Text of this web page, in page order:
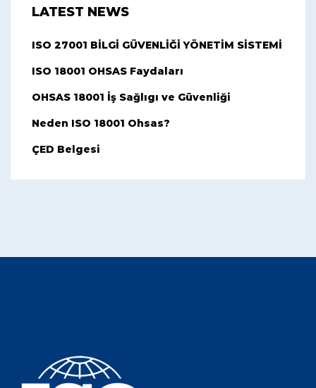
LATEST NEWS
ISO 27001 BİLGİ GÜVENLİĞİ YÖNETİM SİSTEMİ
ISO 18001 OHSAS Faydaları
OHSAS 18001 İş Sağlıgı ve Güvenliği
Neden ISO 18001 Ohsas?
ÇED Belgesi